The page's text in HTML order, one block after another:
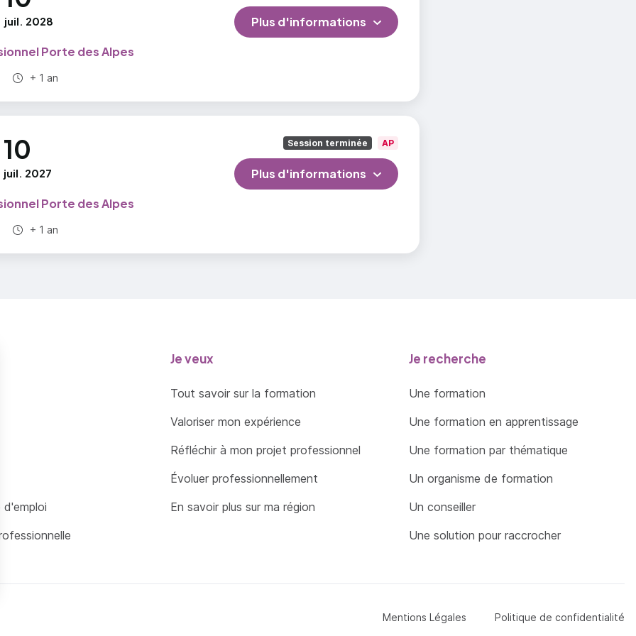
du chantier
juil. 2028
Porte des Alpes
Durée totale :
+ 1 an
Plus d'informations
10
juil. 2027
Porte des Alpes
Durée totale :
+ 1 an
Session terminée AP
Plus d'informations
d'emploi
Je veux
Tout savoir sur la formation
Valoriser mon expérience
Réfléchir à mon projet professionnel
Évoluer professionnellement
En savoir plus sur ma région
Je recherche
Une formation
Une formation en apprentissage
Une formation par thématique
Un organisme de formation
Un conseiller
Une solution pour raccrocher
Menu Pied de page
Mentions Légales Politique de confidentialité